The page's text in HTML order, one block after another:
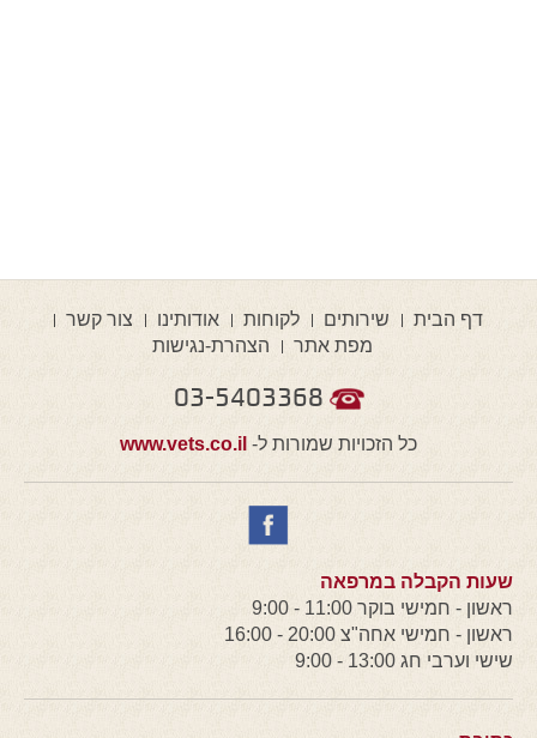
דף הבית שירותים לקוחות אודותינו
צור קשר
מפת אתר
הצהרת-נגישות
03-5403368
כל הזכויות שמורות ל- www.vets.co.il
שעות הקבלה במרפאה
ראשון - חמישי בוקר 11:00 - 9:00
ראשון - חמישי אחה"צ 20:00 - 16:00
שישי וערבי חג 13:00 - 9:00